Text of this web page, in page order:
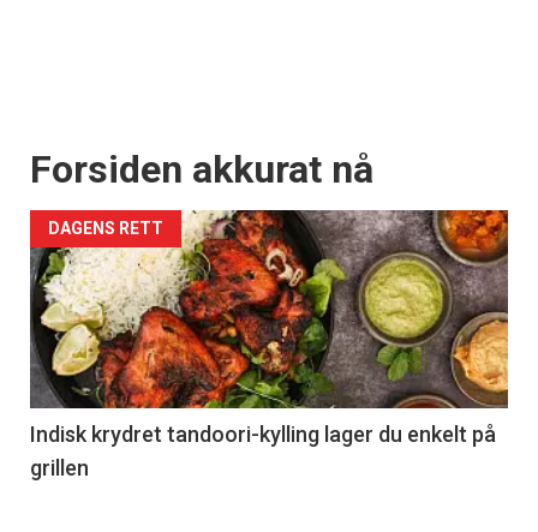
Forsiden akkurat nå
DAGENS RETT
Indisk krydret tandoori-kylling lager du enkelt på
grillen